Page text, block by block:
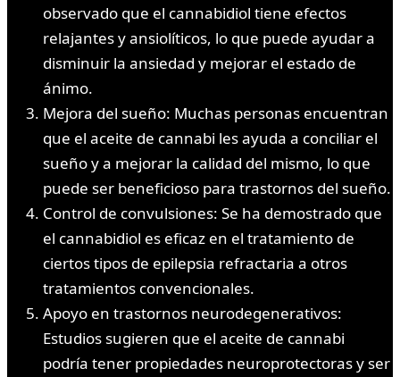
observado que el cannabidiol tiene efectos
relajantes y ansiolíticos, lo que puede ayudar a
disminuir la ansiedad y mejorar el estado de
ánimo.
Mejora del sueño: Muchas personas encuentran
que el aceite de cannabi les ayuda a conciliar el
sueño y a mejorar la calidad del mismo, lo que
puede ser beneficioso para trastornos del sueño.
Control de convulsiones: Se ha demostrado que
el cannabidiol es eficaz en el tratamiento de
ciertos tipos de epilepsia refractaria a otros
tratamientos convencionales.
Apoyo en trastornos neurodegenerativos:
Estudios sugieren que el aceite de cannabi
podría tener propiedades neuroprotectoras y ser